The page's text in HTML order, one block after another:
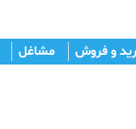
و فروش مشاغل